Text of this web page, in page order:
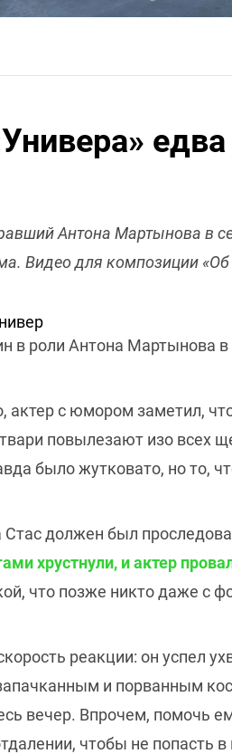
Антона Мартынова в
Видео для композиции
в роли Антона Мартынова в
актер с юмором заметил,
повылезают изо всех
было жутковато, но то,
должен был
хрустнули, и актер
что позже никто даже с
реакции: он успел
и порванным
вечер. Впрочем, помочь
чтобы не попасть